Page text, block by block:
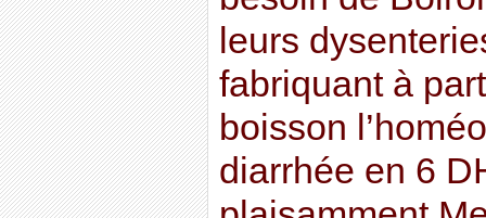
leurs
fabriquant à
boisson
diarrhée en 6